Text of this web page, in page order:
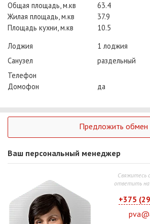
Общая площадь, м.кв
63.4
Жилая площадь, м.кв
37.9
Площадь кухни, м.кв
10.5
Лоджия
1 лоджия
Санузел
раздельный
Телефон
Домофон
да
Предложить обмен
Ваш персональный менеджер
Свяжитесь
ответить на
+375